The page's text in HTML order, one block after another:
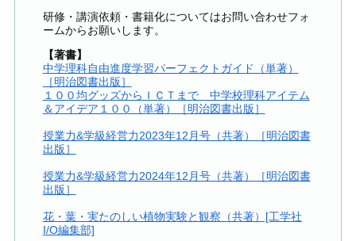
研修・講演依頼・書籍化についてはお問い合わせフォ
ームからお願いします。
【著書】
中学理科自由進度学習パーフェクトガイド（単著）
［明治図書出版］
１００均グッズからＩＣＴまで 中学校理科アイテム
＆アイデア１００（単著）［明治図書出版］
授業力&学級経営力2023年12月号（共著）［明治図書
出版］
授業力&学級経営力2024年12月号（共著）［明治図書
出版］
花・葉・実たのしい植物実験と観察（共著）[工学社
I/O編集部]